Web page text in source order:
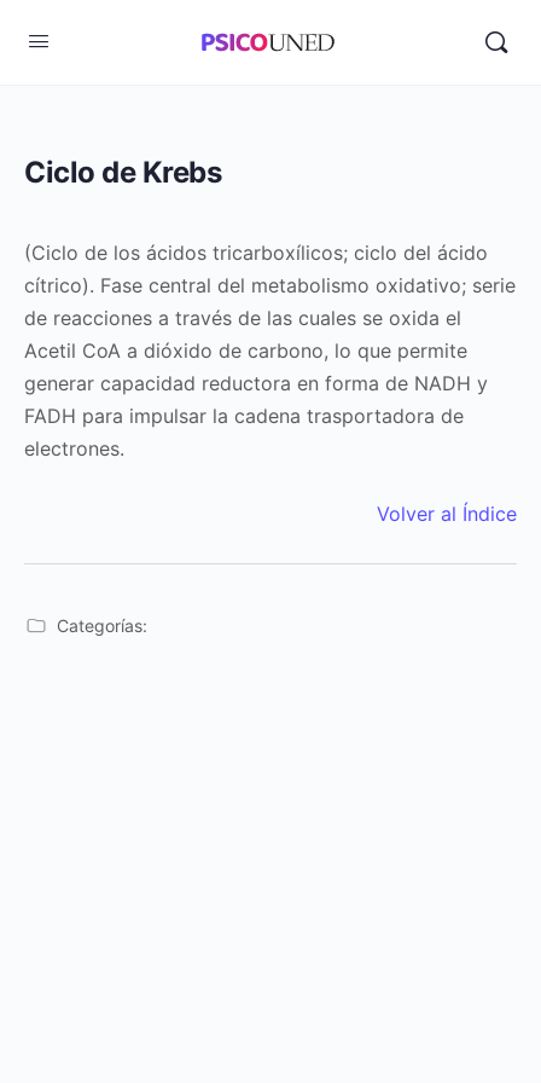
Ciclo de Krebs
(Ciclo de los ácidos tricarboxílicos; ciclo del ácido
cítrico). Fase central del metabolismo oxidativo; serie
de reacciones a través de las cuales se oxida el
Acetil CoA a dióxido de carbono, lo que permite
generar capacidad reductora en forma de NADH y
FADH para impulsar la cadena trasportadora de
electrones.
Volver al Índice
Categorías: